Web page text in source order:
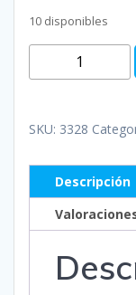
10 disponibles
BRAVECTO
4;5-
KGR
cantidad
SKU: 3328
Descripción